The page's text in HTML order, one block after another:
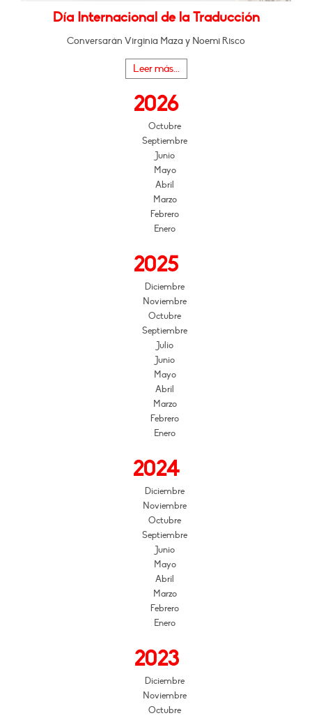
Día Internacional de la Traducción
Conversarán Virginia Maza y Noemi Risco
Leer más...
2026
Octubre
Septiembre
Junio
Mayo
Abril
Marzo
Febrero
Enero
2025
Diciembre
Noviembre
Octubre
Septiembre
Julio
Junio
Mayo
Abril
Marzo
Febrero
Enero
2024
Diciembre
Noviembre
Octubre
Septiembre
Junio
Mayo
Abril
Marzo
Febrero
Enero
2023
Diciembre
Noviembre
Octubre